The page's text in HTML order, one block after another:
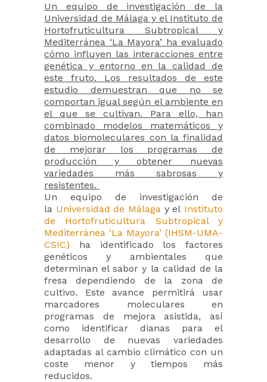
Un equipo de investigación de la
Universidad de Málaga y el Instituto de
Hortofruticultura Subtropical y
Mediterránea ‘La Mayora’ ha evaluado
cómo influyen las interacciones entre
genética y entorno en la calidad de
este fruto. Los resultados de este
estudio demuestran que no se
comportan igual según el ambiente en
el que se cultivan. Para ello, han
combinado modelos matemáticos y
datos biomoleculares con la finalidad
de mejorar los programas de
producción y obtener nuevas
variedades más sabrosas y
resistentes.
Un equipo de investigación de
la Universidad de Málaga y el Instituto
de Hortofruticultura Subtropical y
Mediterránea ‘La Mayora’ (IHSM-UMA-
CSIC) ha identificado los factores
genéticos y ambientales que
determinan el sabor y la calidad de la
fresa dependiendo de la zona de
cultivo. Este avance permitirá usar
marcadores moleculares en
programas de mejora asistida, así
como identificar dianas para el
desarrollo de nuevas variedades
adaptadas al cambio climático con un
coste menor y tiempos más
reducidos.